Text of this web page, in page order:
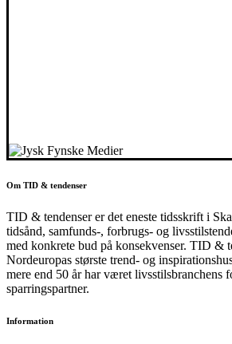
Om TID & tendenser
TID & tendenser er det eneste tidsskrift i
tidsånd, samfunds-, forbrugs- og
med konkrete bud på konsekvenser. TID &
Nordeuropas største trend- og
mere end 50 år har været livsstilsbranchens
sparringspartner.
Information